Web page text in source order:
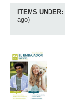
ITEMS UNDER:
ago)